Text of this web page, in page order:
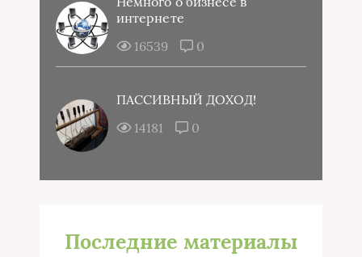
интернете
16539
0
ПАССИВНЫЙ ДОХОД!
14181
0
Последние материалы